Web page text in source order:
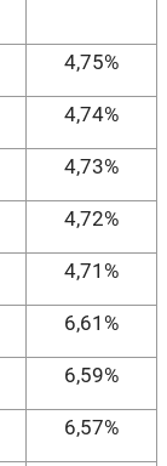
4,75%
4,74%
4,73%
4,72%
4,71%
6,61%
6,59%
6,57%